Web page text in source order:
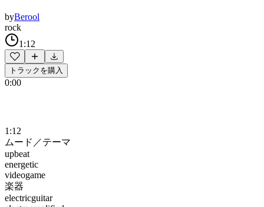
byBerool
rock
1:12
トラックを購入
0:00
1:12
ムード／テーマ
upbeat
energetic
videogame
楽器
electricguitar